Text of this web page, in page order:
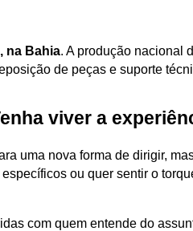
na Bahia. A produção nacional
de peças e suporte
viver a
uma nova forma de dirigir,
ou quer sentir o
com quem entende do